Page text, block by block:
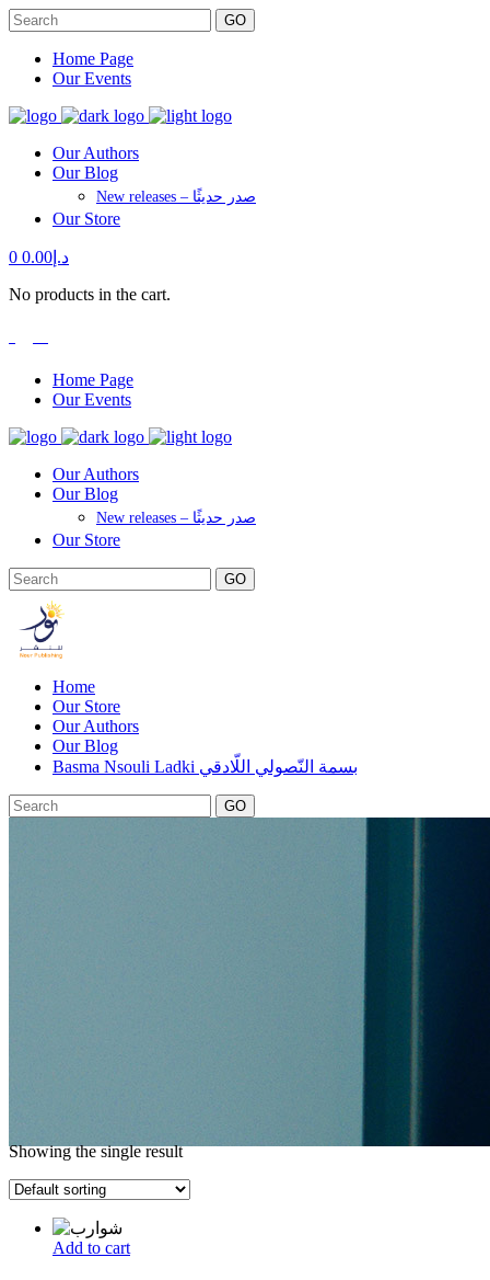
GO
Home Page
Our Events
Our Authors
Our Blog
New releases – صدر حديثًا
Our Store
0 د.إ 0.00
No products in the cart.
Home Page
Our Events
Our Authors
Our Blog
New releases – صدر حديثًا
Our Store
GO
Home
Our Store
Our Authors
Our Blog
Basma Nsouli Ladki بسمة النّصولي اللّادقي
GO
products
د. سمر مدني علاقي
Showing the single result
Add to cart